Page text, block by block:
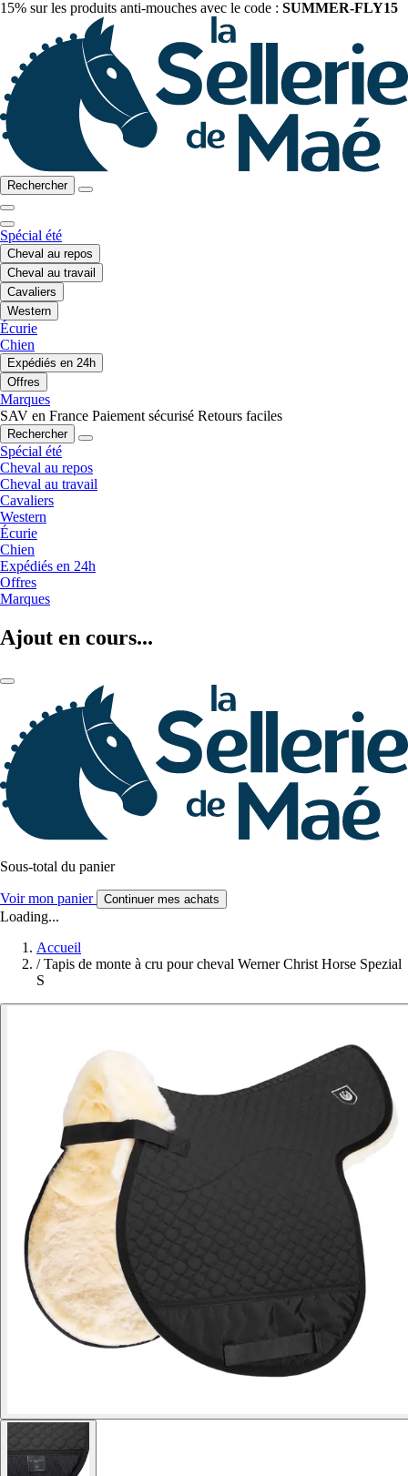
15% sur les produits anti-mouches avec le code : SUMMER-FLY15
Rechercher
Spécial été
Cheval au repos
Cheval au travail
Cavaliers
Western
Écurie
Chien
Expédiés en 24h
Offres
Marques
SAV en France Paiement sécurisé Retours faciles
Rechercher
Spécial été
Cheval au repos
Cheval au travail
Cavaliers
Western
Écurie
Chien
Expédiés en 24h
Offres
Marques
Ajout en cours...
Sous-total du panier
Voir mon panier Continuer mes achats
Loading...
Accueil
/ Tapis de monte à cru pour cheval Werner Christ Horse Spezial
S